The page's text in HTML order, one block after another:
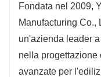
Fondata nel 2009,
Manufacturing Co.,
un'azienda leader
nella progettazione
avanzate per